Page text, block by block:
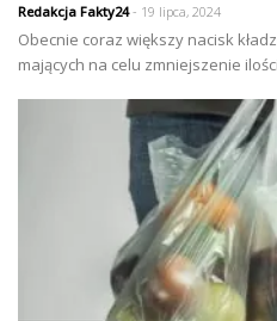
Redakcja Fakty24- 19 lipca, 2024
Obecnie coraz większy nacisk
mających na celu zmniejszenie